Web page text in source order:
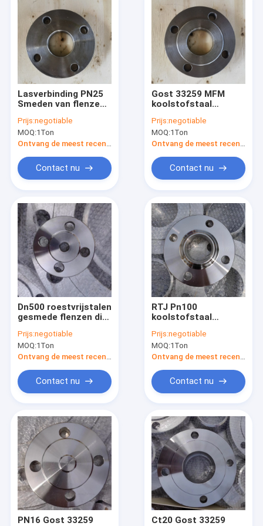
Producten
Ongeveer ons
Fabrieksreis
Kwaliteitscontrole
Nieuws
Gevallen
FLENSansi B16.5 ASME B16.47
FLENSdin EN 1092-1
FLENS JIS B2220
FLENSgost 33259
Lasverbinding PN25
Smeden van flenzen
12820-80
Prijs:negotiable
MOQ:1Ton
Ontvang de meest recente Prijs
Contact nu
Gost 33259 MFM
koolstofstaal
zwarte verf
oppervlaktebehandeling
Prijs:negotiable
MOQ:1Ton
Ontvang de meest recente Prijs
Contact nu
Dn500 roestvrijstalen
gesmede flenzen die
Prijs:negotiable
MOQ:1Ton
Ontvang de meest recente Prijs
Contact nu
RTJ Pn100
koolstofstaal
Ct20 Gost 33259
Prijs:negotiable
MOQ:1Ton
Ontvang de meest recente Prijs
Contact nu
PN16 Gost 33259
Ct20 Gost 33259